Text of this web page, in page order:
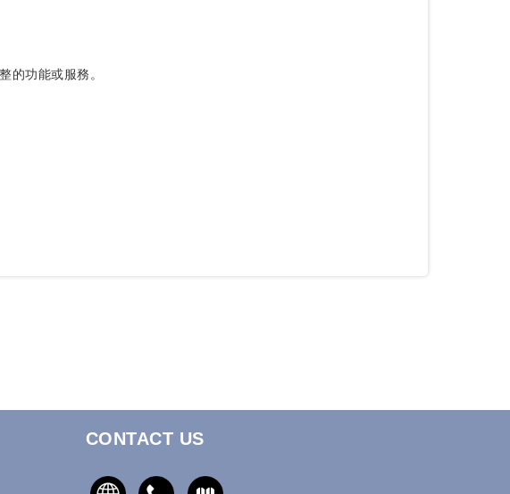
的功能或服務。
CONTACT US